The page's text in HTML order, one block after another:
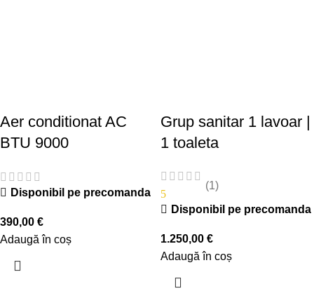
Aer conditionat AC
BTU 9000
Disponibil pe precomanda
390,00 €
Adaugă în coș
Grup sanitar 1 lavoar |
1 toaleta
5
(1)
Disponibil pe precomanda
1.250,00 €
Adaugă în coș